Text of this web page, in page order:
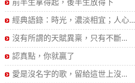
前半生拿得起，後半生放得下
經典語錄：時光，濃淡相宜；人心...
沒有所謂的天賦異稟，只有不斷...
認真點，你就贏了
愛是沒名字的歌，留給這世上沒...